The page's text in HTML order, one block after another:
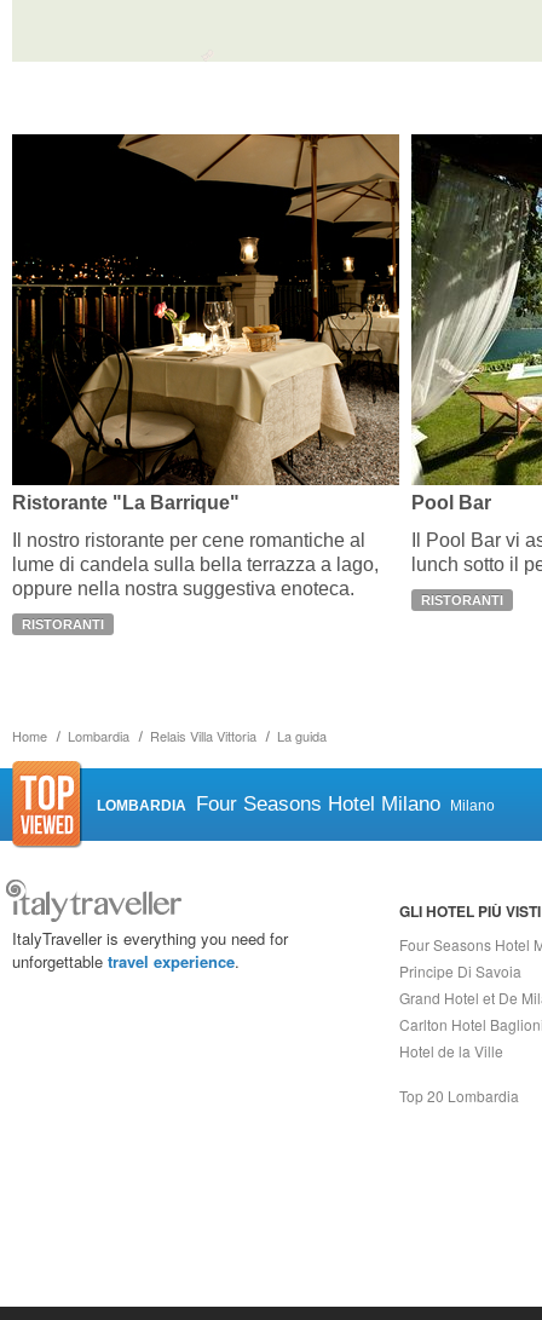
Home Lombardia Relais Villa Vittoria La guida
Ristorante "La Barrique"
Il nostro ristorante per cene romantiche al
lume di candela sulla bella terrazza a lago,
oppure nella nostra suggestiva enoteca.
RISTORANTI
Pool Bar
Il Pool Bar vi
lunch sotto il
RISTORANTI
LOMBARDIA Four Seasons Hotel Milano Milano
ItalyTraveller is everything you need for
unforgettable travel experience.
GLI HOTEL PIÙ VISTI
Four Seasons Hotel
Principe Di Savoia
Grand Hotel et De
Carlton Hotel
Hotel de la Ville
Top 20 Lombardia
P.Iva, C.F. e n.Reg.Imprese Napoli: 07018010632 - Rea n.557643